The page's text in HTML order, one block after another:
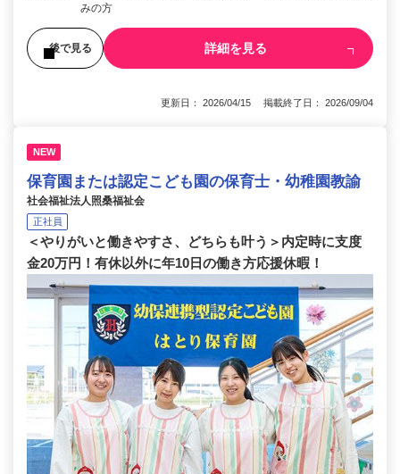
みの方
後で見る 詳細を見る
更新日： 2026/04/15 掲載終了日： 2026/09/04
NEW
保育園または認定こども園の保育士・幼稚園教諭
社会福祉法人照桑福祉会
正社員
＜やりがいと働きやすさ、どちらも叶う＞内定時に支度
金20万円！有休以外に年10日の働き方応援休暇！